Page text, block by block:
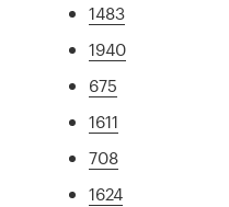
1483
1940
675
1611
708
1624